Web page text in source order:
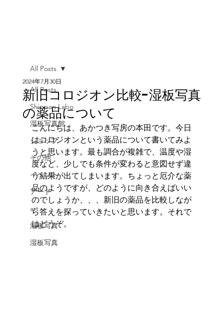
All Posts
Shippan Labo
湿板写真館
ショップ
その他
イベント
アート
art
湿板写真
湿板写真
All Posts
新旧コロジオン比較-湿板写真
の薬品について
2024年7月30日
こんにちは、あかつき写房の本田です。今日
はコロジオンという薬品について書いてみよ
うと思います。最も調合が複雑で、温度や湿
度など、少しでも条件が変わると意図せず違
う結果が出てしまいます。ちょっと厄介な薬
品のようですが、どのように向き合えばいい
のでしょうか、、、新旧の薬品を比較しなが
ら答えを探っていきたいと思います。それで
はどうぞ。